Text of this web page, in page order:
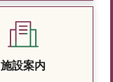
施設案内